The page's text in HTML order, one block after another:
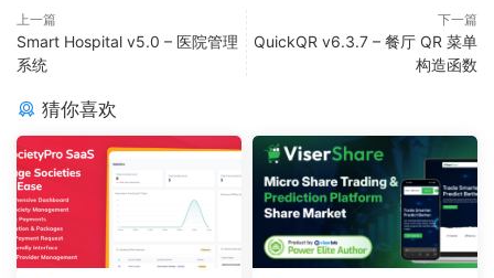
上一篇
Smart Hospital v5.0 – 医院管理
系统
下一篇
QuickQR v6.3.7 – 餐厅 QR 菜单
构造函数
猜你喜欢